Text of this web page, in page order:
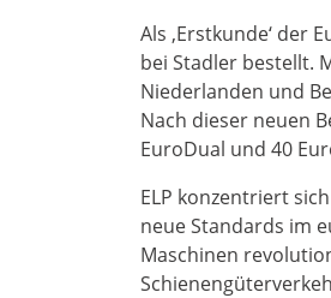
Als ‚Erstkunde‘ der
bei Stadler bestellt.
Niederlanden und
Nach dieser neuen
EuroDual und 40
ELP konzentriert
neue Standards im
Maschinen